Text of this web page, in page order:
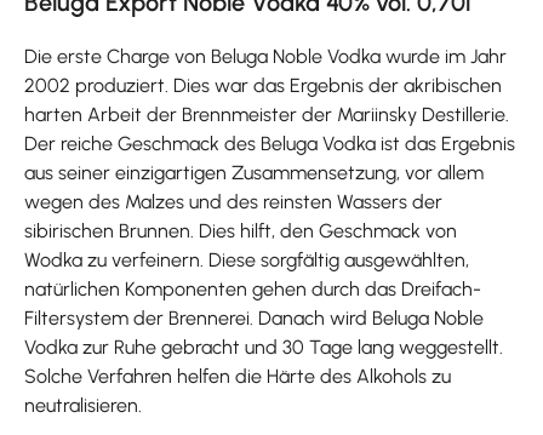
Die erste Charge von Beluga Noble Vodka wurde im Jahr
2002 produziert. Dies war das Ergebnis der akribischen
harten Arbeit der Brennmeister der Mariinsky Destillerie.
Der reiche Geschmack des Beluga Vodka ist das Ergebnis
aus seiner einzigartigen Zusammensetzung, vor allem
wegen des Malzes und des reinsten Wassers der
sibirischen Brunnen. Dies hilft, den Geschmack von
Wodka zu verfeinern. Diese sorgfältig ausgewählten,
natürlichen Komponenten gehen durch das Dreifach-
Filtersystem der Brennerei. Danach wird Beluga Noble
Vodka zur Ruhe gebracht und 30 Tage lang weggestellt.
Solche Verfahren helfen die Härte des Alkohols zu
neutralisieren.